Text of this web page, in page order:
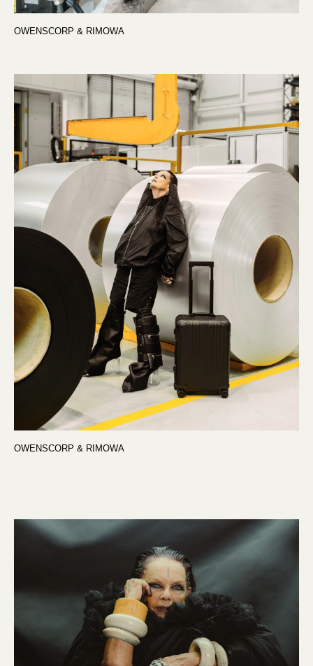
OWENSCORP & RIMOWA
OWENSCORP & RIMOWA